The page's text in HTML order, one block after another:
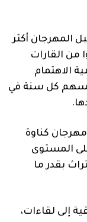
المهرجان أكثر
من القارات
الاهتمام
تسهم كل سنة في
كناوة
المستوى
بقدر ما
إلى لقاءات،